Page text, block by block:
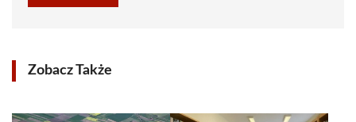
Zobacz Także